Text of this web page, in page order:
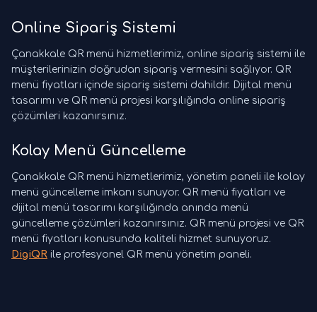
Online Sipariş Sistemi
Çanakkale QR menü hizmetlerimiz, online sipariş sistemi ile
müşterilerinizin doğrudan sipariş vermesini sağlıyor. QR
menü fiyatları içinde sipariş sistemi dahildir. Dijital menü
tasarımı ve QR menü projesi karşılığında online sipariş
çözümleri kazanırsınız.
Kolay Menü Güncelleme
Çanakkale QR menü hizmetlerimiz, yönetim paneli ile kolay
menü güncelleme imkanı sunuyor. QR menü fiyatları ve
dijital menü tasarımı karşılığında anında menü
güncelleme çözümleri kazanırsınız. QR menü projesi ve QR
menü fiyatları konusunda kaliteli hizmet sunuyoruz.
DigiQR ile profesyonel QR menü yönetim paneli.